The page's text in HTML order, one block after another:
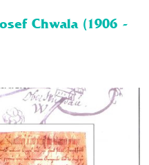
Chwala (1906 -